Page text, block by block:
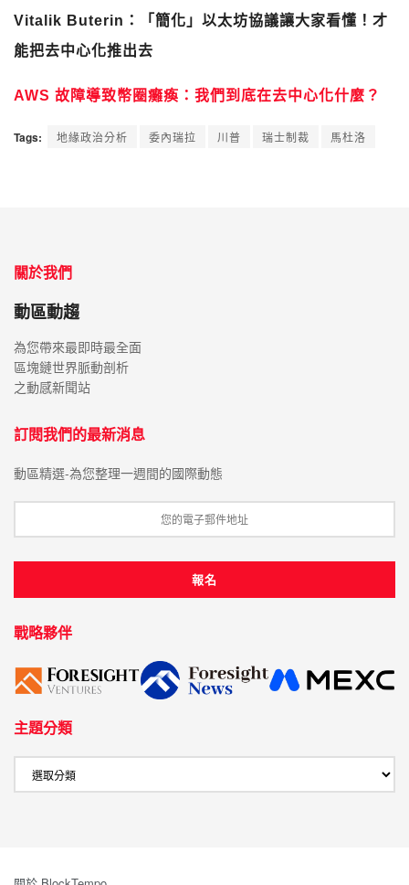
Vitalik Buterin：「簡化」以太坊協議讓大家看懂！才
能把去中心化推出去
AWS 故障導致幣圈癱瘓：我們到底在去中心化什麼？
Tags: 地緣政治分析 委內瑞拉 川普 瑞士制裁 馬杜洛
關於我們
動區動趨
為您帶來最即時最全面
區塊鏈世界脈動剖析
之動感新聞站
訂閱我們的最新消息
動區精選-為您整理一週間的國際動態
戰略夥伴
主題分類